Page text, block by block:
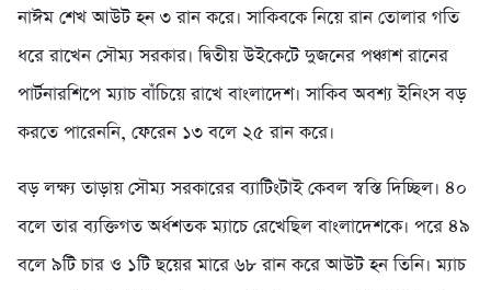
নাঈম শেখ আউট হন ৩ রান করে। সাকিবকে নিয়ে রান তোলার গতি
ধরে রাখেন সৌম্য সরকার। দ্বিতীয় উইকেটে দুজনের পঞ্চাশ রানের
পার্টনারশিপে ম্যাচ বাঁচিয়ে রাখে বাংলাদেশ। সাকিব অবশ্য ইনিংস বড়
করতে পারেননি, ফেরেন ১৩ বলে ২৫ রান করে।
বড় লক্ষ্য তাড়ায় সৌম্য সরকারের ব্যাটিংটাই কেবল স্বস্তি দিচ্ছিল। ৪০
বলে তার ব্যক্তিগত অর্ধশতক ম্যাচে রেখেছিল বাংলাদেশকে। পরে ৪৯
বলে ৯টি চার ও ১টি ছয়ের মারে ৬৮ রান করে আউট হন তিনি। ম্যাচ